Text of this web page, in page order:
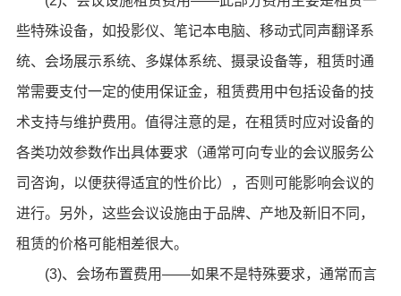
些特殊设备，如投影仪、笔记本电脑、移动式同声翻译系
统、会场展示系统、多媒体系统、摄录设备等，租赁时通
常需要支付一定的使用保证金，租赁费用中包括设备的技
术支持与维护费用。值得注意的是，在租赁时应对设备的
各类功效参数作出具体要求（通常可向专业的会议服务公
司咨询，以便获得适宜的性价比），否则可能影响会议的
进行。另外，这些会议设施由于品牌、产地及新旧不同，
租赁的价格可能相差很大。
(3)、会场布置费用——如果不是特殊要求，通常而言